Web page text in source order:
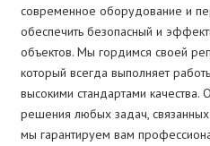
современное оборудование и
обеспечить безопасный и
объектов. Мы гордимся своей
который всегда выполняет
высокими стандартами качества.
решения любых задач,
мы гарантируем вам